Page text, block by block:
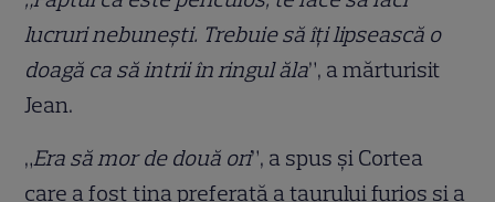
lucruri nebunești. Trebuie să îți lipsească o
doagă ca să intrii în ringul ăla”, a mărturisit
Jean.
„Era să mor de două ori”, a spus și Cortea
care a fost țina preferată a taurului furios și a